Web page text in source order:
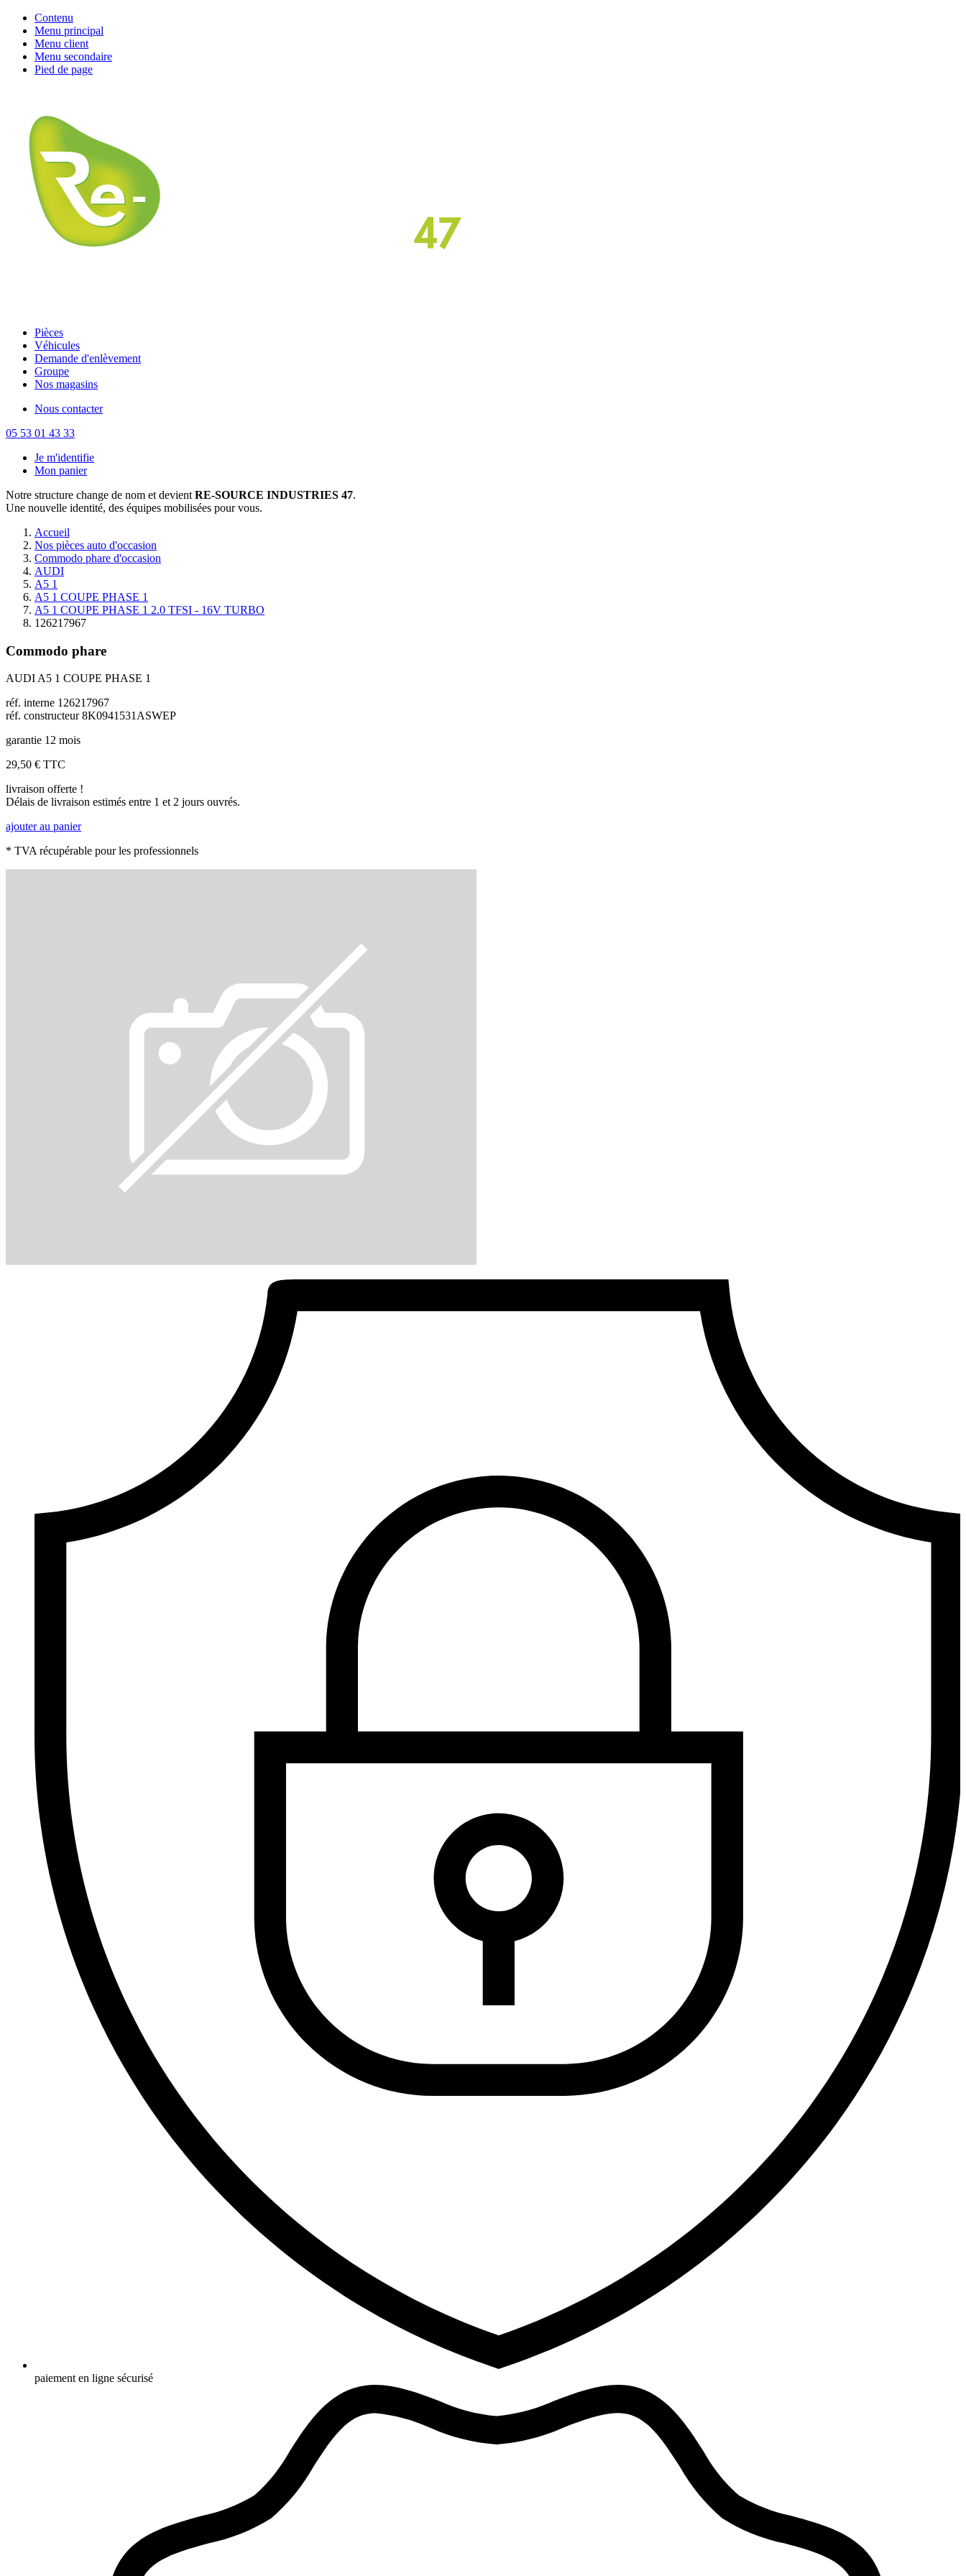
Contenu
Menu principal
Menu client
Menu secondaire
Pied de page
Pièces
Véhicules
Demande d'enlèvement
Groupe
Nos magasins
Nous contacter
05 53 01 43 33
Je m'identifie
Mon panier
Notre structure change de nom et devient RE-SOURCE INDUSTRIES 47.
Une nouvelle identité, des équipes mobilisées pour vous.
Accueil
Nos pièces auto d'occasion
Commodo phare d'occasion
AUDI
A5 1
A5 1 COUPE PHASE 1
A5 1 COUPE PHASE 1 2.0 TFSI - 16V TURBO
126217967
Commodo phare
AUDI A5 1 COUPE PHASE 1
réf. interne 126217967
réf. constructeur 8K0941531ASWEP
garantie 12 mois
29,50 € TTC
livraison offerte !
Délais de livraison estimés entre 1 et 2 jours ouvrés.
ajouter au panier
* TVA récupérable pour les professionnels
paiement en ligne sécurisé